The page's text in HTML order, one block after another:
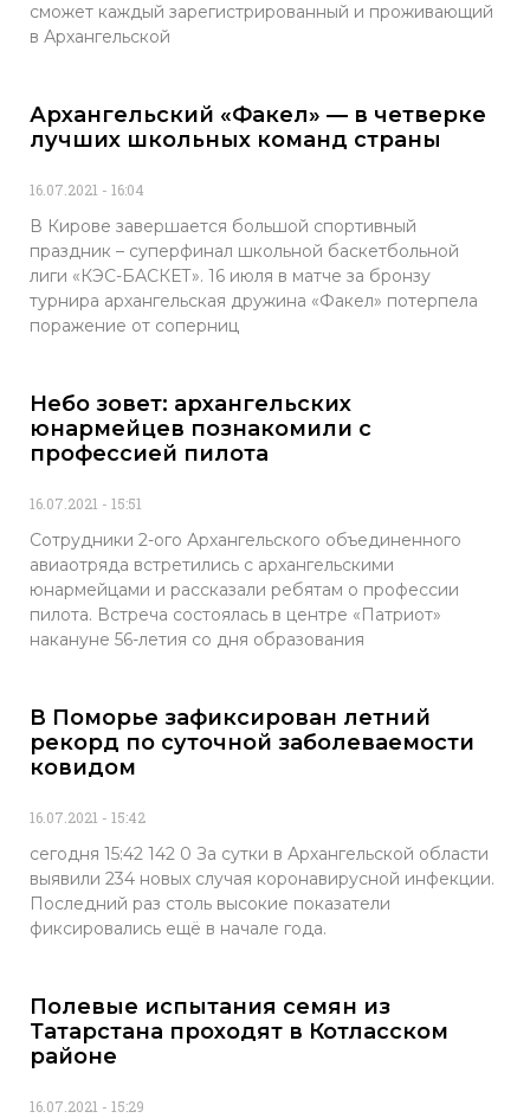
сможет каждый зарегистрированный и проживающий
в Архангельской
Архангельский «Факел» — в четверке
лучших школьных команд страны
16.07.2021 16:04
В Кирове завершается большой спортивный
праздник – суперфинал школьной баскетбольной
лиги «КЭС-БАСКЕТ». 16 июля в матче за бронзу
турнира архангельская дружина «Факел» потерпела
поражение от соперниц
Небо зовет: архангельских
юнармейцев познакомили с
профессией пилота
16.07.2021 15:51
Сотрудники 2-ого Архангельского объединенного
авиаотряда встретились с архангельскими
юнармейцами и рассказали ребятам о профессии
пилота. Встреча состоялась в центре «Патриот»
накануне 56-летия со дня образования
В Поморье зафиксирован летний
рекорд по суточной заболеваемости
ковидом
16.07.2021 15:42
сегодня 15:42 142 0 За сутки в Архангельской области
выявили 234 новых случая коронавирусной инфекции.
Последний раз столь высокие показатели
фиксировались ещё в начале года.
Полевые испытания семян из
Татарстана проходят в Котласском
районе
16.07.2021 15:29